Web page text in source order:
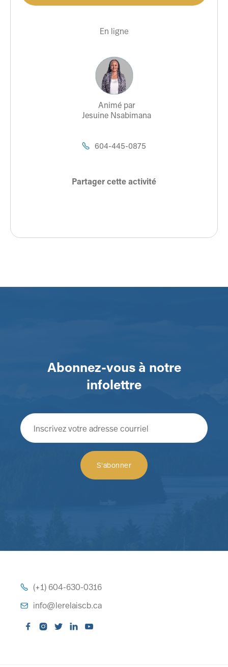
En ligne
Animé par
Jesuine Nsabimana
 604-445-0875
Partager cette activité
Abonnez-vous à notre
infolettre
 (+1) 604-630-0316
 info@lerelaiscb.ca
    